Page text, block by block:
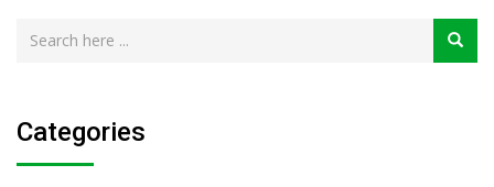
Categories